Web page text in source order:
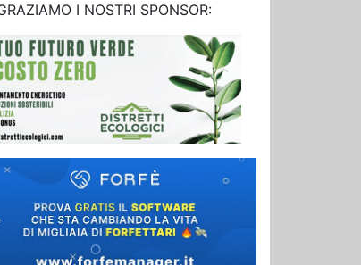
I NOSTRI SPONSOR: